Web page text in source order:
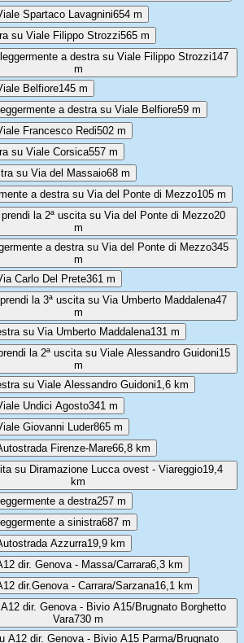
Spartaco Lavagnini654 m
su Viale Filippo Strozzi565 m
a destra su Viale Filippo Strozzi147
m
Belfiore145 m
a destra su Viale Belfiore59 m
Francesco Redi502 m
su Viale Corsica557 m
su Via del Massaio68 m
a destra su Via del Ponte di Mezzo105 m
la 2ª uscita su Via del Ponte di Mezzo20
m
a destra su Via del Ponte di Mezzo345
m
Carlo Del Prete361 m
la 3ª uscita su Via Umberto Maddalena47
m
su Via Umberto Maddalena131 m
la 2ª uscita su Viale Alessandro Guidoni15
m
su Viale Alessandro Guidoni1,6 km
Undici Agosto341 m
Giovanni Luder865 m
Firenze-Mare66,8 km
su Diramazione Lucca ovest - Viareggio19,4
km
a destra257 m
a sinistra687 m
Azzurra19,9 km
dir. Genova - Massa/Carrara6,3 km
dir.Genova - Carrara/Sarzana16,1 km
dir. Genova - Bivio A15/Brugnato Borghetto
Vara730 m
A12 dir. Genova - Bivio A15 Parma/Brugnato